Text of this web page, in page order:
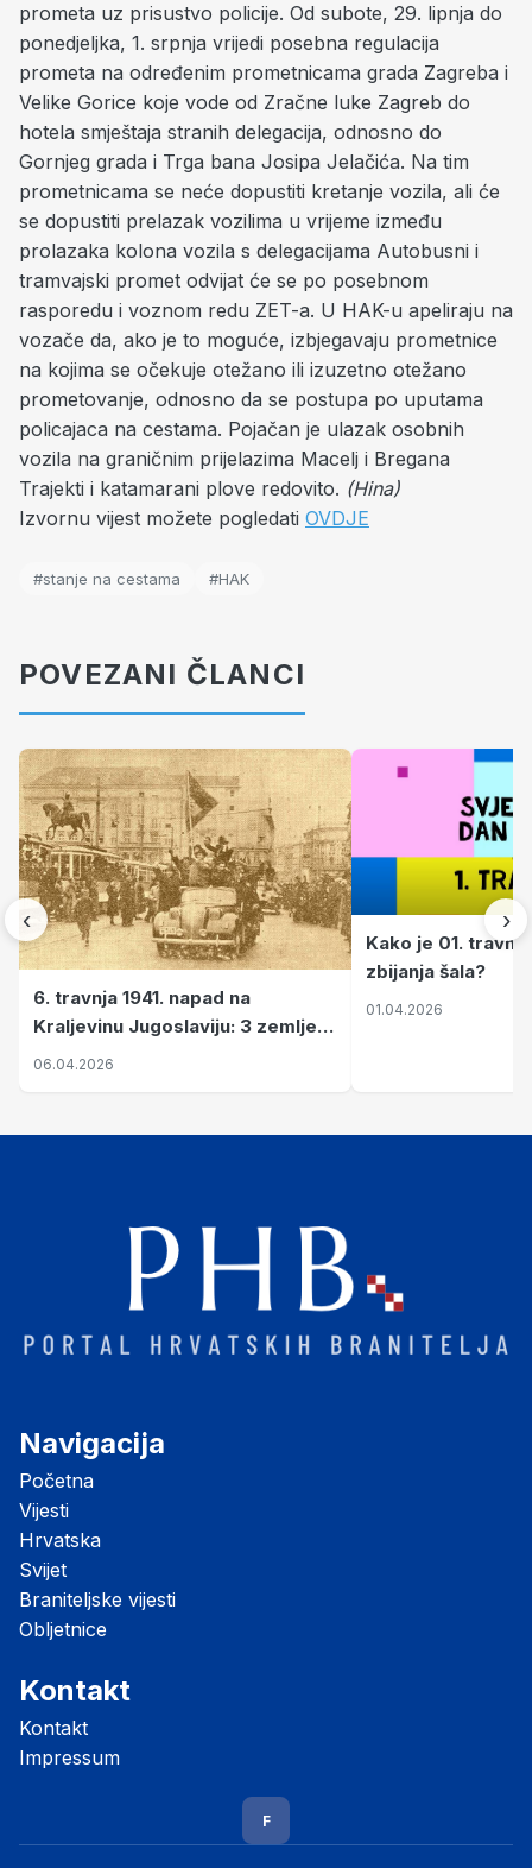
prometa uz prisustvo policije. Od subote, 29. lipnja do
ponedjeljka, 1. srpnja vrijedi posebna regulacija
prometa na određenim prometnicama grada Zagreba i
Velike Gorice koje vode od Zračne luke Zagreb do
hotela smještaja stranih delegacija, odnosno do
Gornjeg grada i Trga bana Josipa Jelačića. Na tim
prometnicama se neće dopustiti kretanje vozila, ali će
se dopustiti prelazak vozilima u vrijeme između
prolazaka kolona vozila s delegacijama Autobusni i
tramvajski promet odvijat će se po posebnom
rasporedu i voznom redu ZET-a. U HAK-u apeliraju na
vozače da, ako je to moguće, izbjegavaju prometnice
na kojima se očekuje otežano ili izuzetno otežano
prometovanje, odnosno da se postupa po uputama
policajaca na cestama. Pojačan je ulazak osobnih
vozila na graničnim prijelazima Macelj i Bregana
Trajekti i katamarani plove redovito. (Hina)
Izvornu vijest možete pogledati OVDJE
#stanje na cestama #HAK
POVEZANI ČLANCI
‹
6. travnja 1941. napad na
Kraljevinu Jugoslaviju: 3 zemlje
nastale njenim raspadom
06.04.2026
Kako je 01.
zbijanja šala?
01.04.2026
›
Navigacija
Početna
Vijesti
Hrvatska
Svijet
Braniteljske vijesti
Obljetnice
Kontakt
Kontakt
Impressum
F